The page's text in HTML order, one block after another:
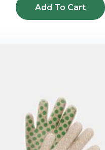
Add To Cart